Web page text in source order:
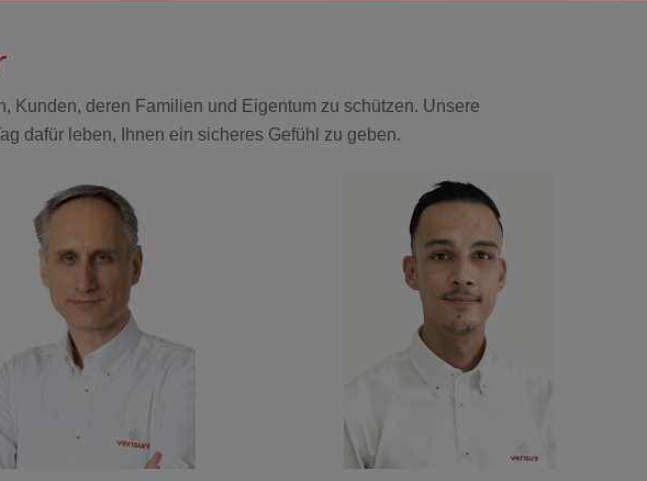
Kunden, deren Familien und Eigentum zu schützen. Unsere
dafür leben, Ihnen ein sicheres Gefühl zu geben.